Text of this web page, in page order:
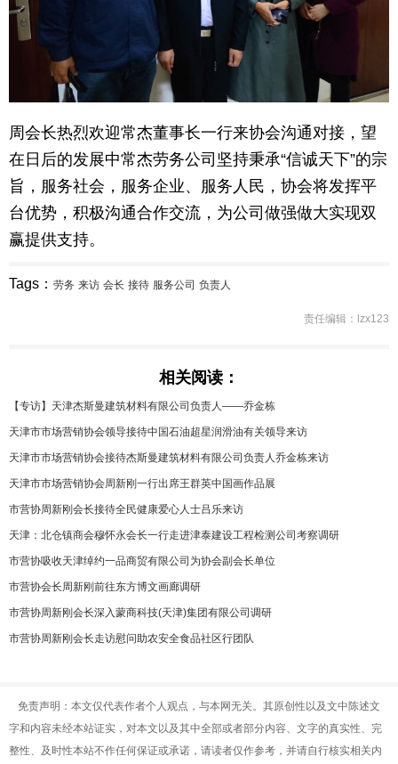
周会长热烈欢迎常杰董事长一行来协会沟通对接，望
在日后的发展中常杰劳务公司坚持秉承“信诚天下”的宗
旨，服务社会，服务企业、服务人民，协会将发挥平
台优势，积极沟通合作交流，为公司做强做大实现双
赢提供支持。
Tags： 劳务 来访 会长 接待 服务公司 负责人
责任编辑：lzx123
相关阅读：
【专访】天津杰斯曼建筑材料有限公司负责人——乔金栋
天津市市场营销协会领导接待中国石油超星润滑油有关领导来访
天津市市场营销协会接待杰斯曼建筑材料有限公司负责人乔金栋来访
天津市市场营销协会周新刚一行出席王群英中国画作品展
市营协周新刚会长接待全民健康爱心人士吕乐来访
天津：北仓镇商会穆怀永会长一行走进津泰建设工程检测公司考察调研
市营协吸收天津绰约一品商贸有限公司为协会副会长单位
市营协会长周新刚前往东方博文画廊调研
市营协周新刚会长深入蒙商科技(天津)集团有限公司调研
市营协周新刚会长走访慰问助农安全食品社区行团队
免责声明：本文仅代表作者个人观点，与本网无关。其原创性以及文中陈述文
字和内容未经本站证实，对本文以及其中全部或者部分内容、文字的真实性、完
整性、及时性本站不作任何保证或承诺，请读者仅作参考，并请自行核实相关内